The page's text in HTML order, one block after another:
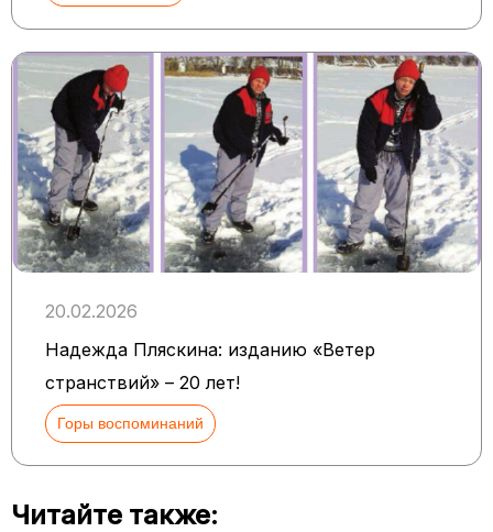
20.02.2026
Надежда Пляскина: изданию «Ветер
странствий» – 20 лет!
Горы воспоминаний
Читайте также: